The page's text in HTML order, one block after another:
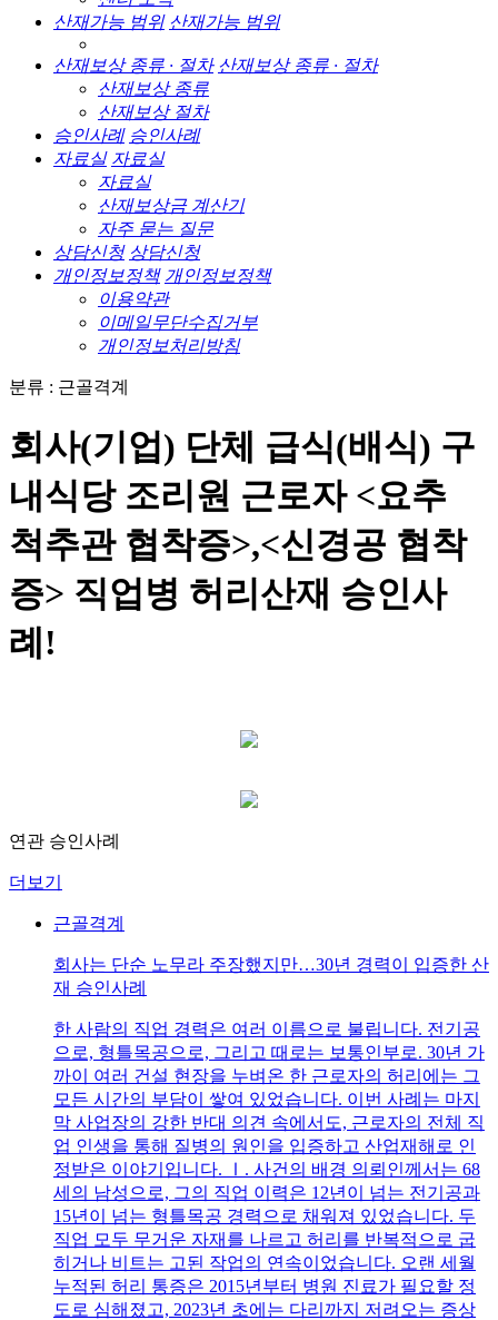
산재가능 범위 산재가능 범위
산재보상 종류 · 절차 산재보상 종류 · 절차
산재보상 종류
산재보상 절차
승인사례 승인사례
자료실 자료실
자료실
산재보상금 계산기
자주 묻는 질문
상담신청 상담신청
개인정보정책 개인정보정책
이용약관
이메일무단수집거부
개인정보처리방침
분류 : 근골격계
회사(기업) 단체 급식(배식) 구
내식당 조리원 근로자 <요추
척추관 협착증>,<신경공 협착
증> 직업병 허리산재 승인사
례!
연관 승인사례
더보기
근골격계
회사는 단순 노무라 주장했지만…30년 경력이 입증한 산
재 승인사례
한 사람의 직업 경력은 여러 이름으로 불립니다. 전기공
으로, 형틀목공으로, 그리고 때로는 보통인부로. 30년 가
까이 여러 건설 현장을 누벼온 한 근로자의 허리에는 그
모든 시간의 부담이 쌓여 있었습니다. 이번 사례는 마지
막 사업장의 강한 반대 의견 속에서도, 근로자의 전체 직
업 인생을 통해 질병의 원인을 입증하고 산업재해로 인
정받은 이야기입니다. Ⅰ. 사건의 배경 의뢰인께서는 68
세의 남성으로, 그의 직업 이력은 12년이 넘는 전기공과
15년이 넘는 형틀목공 경력으로 채워져 있었습니다. 두
직업 모두 무거운 자재를 나르고 허리를 반복적으로 굽
히거나 비트는 고된 작업의 연속이었습니다. 오랜 세월
누적된 허리 통증은 2015년부터 병원 진료가 필요할 정
도로 심해졌고, 2023년 초에는 다리까지 저려오는 증상